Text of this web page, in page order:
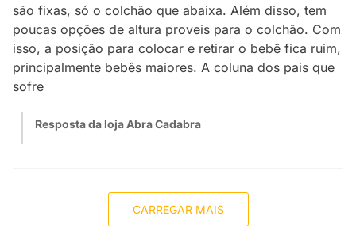
são fixas, só o colchão que abaixa. Além disso, tem
poucas opções de altura proveis para o colchão. Com
isso, a posição para colocar e retirar o bebê fica ruim,
principalmente bebês maiores. A coluna dos pais que
sofre
Resposta da loja Abra Cadabra
CARREGAR MAIS